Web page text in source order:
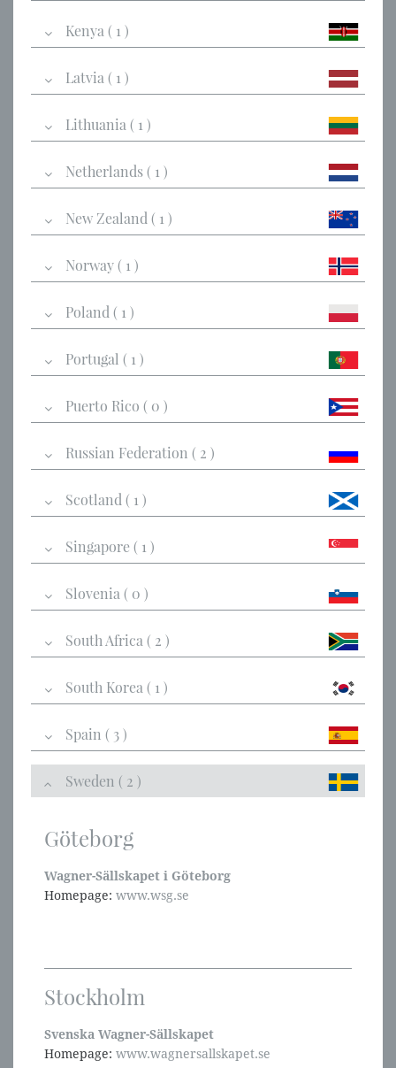
Kenya ( 1 )
Latvia ( 1 )
Lithuania ( 1 )
Netherlands ( 1 )
New Zealand ( 1 )
Norway ( 1 )
Poland ( 1 )
Portugal ( 1 )
Puerto Rico ( 0 )
Russian Federation ( 2 )
Scotland ( 1 )
Singapore ( 1 )
Slovenia ( 0 )
South Africa ( 2 )
South Korea ( 1 )
Spain ( 3 )
Sweden ( 2 )
Göteborg
Wagner-Sällskapet i Göteborg
Homepage: www.wsg.se
Stockholm
Svenska Wagner-Sällskapet
Homepage: www.wagnersallskapet.se